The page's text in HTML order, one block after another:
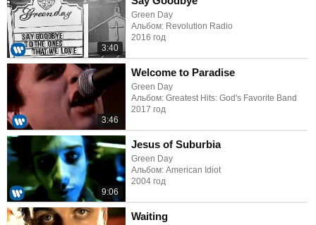
3:40
Green Day
Альбом: Revolution Radio
2016 год
3:46
Welcome to Paradise
Green Day
Альбом: Greatest Hits: God's Favorite Band
2017 год
9:06
Jesus of Suburbia
Green Day
Альбом: American Idiot
2004 год
Waiting